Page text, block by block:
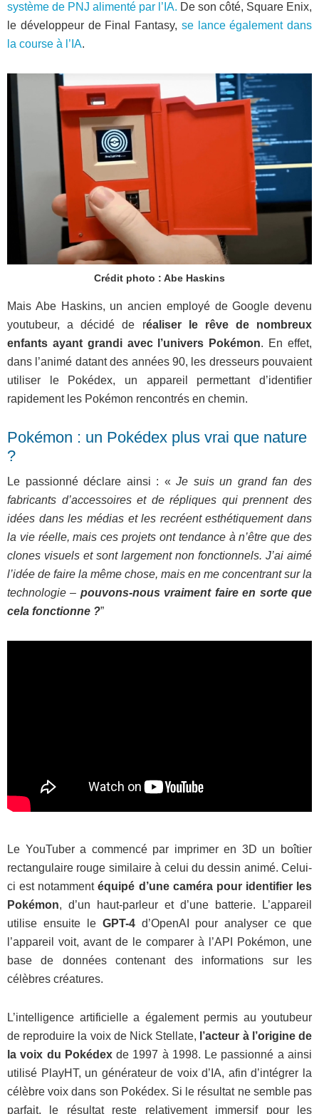
système de PNJ alimenté par l’IA. De son côté, Square Enix,
le développeur de Final Fantasy, se lance également dans
la course à l’IA.
Crédit photo : Abe Haskins
Mais Abe Haskins, un ancien employé de Google devenu
youtubeur, a décidé de réaliser le rêve de nombreux
enfants ayant grandi avec l’univers Pokémon. En effet,
dans l’animé datant des années 90, les dresseurs pouvaient
utiliser le Pokédex, un appareil permettant d’identifier
rapidement les Pokémon rencontrés en chemin.
Pokémon : un Pokédex plus vrai que nature
?
Le passionné déclare ainsi : «Je suis un grand fan des
fabricants d’accessoires et de répliques qui prennent des
idées dans les médias et les recréent esthétiquement dans
la vie réelle, mais ces projets ont tendance à n’être que des
clones visuels et sont largement non fonctionnels. J’ai aimé
l’idée de faire la même chose, mais en me concentrant sur la
technologie – pouvons-nous vraiment faire en sorte que
cela fonctionne ?”
Le YouTuber a commencé par imprimer en 3D un boîtier
rectangulaire rouge similaire à celui du dessin animé. Celui-
ci est notammentéquipé d’une caméra pour identifier les
Pokémon, d’un haut-parleur et d’une batterie. L’appareil
utilise ensuite le GPT-4d’OpenAI pour analyser ce que
l’appareil voit, avant de le comparer à l’API Pokémon, une
base de données contenant des informations sur les
célèbres créatures.
L’intelligence artificielle a également permis au youtubeur
de reproduire la voix de Nick Stellate, l’acteur à l’origine de
la voix du Pokédexde 1997 à 1998. Le passionné a ainsi
utilisé PlayHT, un générateur de voix d’IA, afin d’intégrer la
célèbre voix dans son Pokédex. Si le résultat ne semble pas
parfait, le résultat reste relativement immersif pour les